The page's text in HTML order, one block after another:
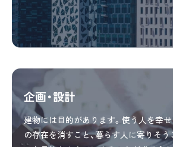
企画・設計
建物には目的があります。使う人を幸せ
の存在を消すこと、暮らす人に寄りそう